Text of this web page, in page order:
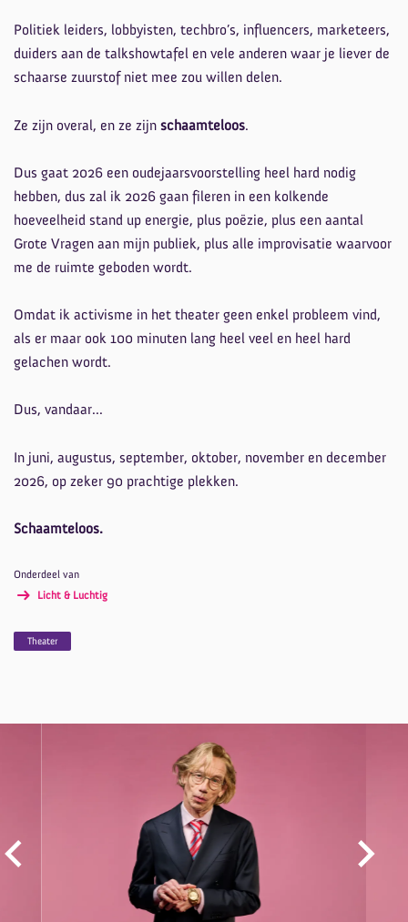
Politiek leiders, lobbyisten, techbro’s, influencers, marketeers,
duiders aan de talkshowtafel en vele anderen waar je liever de
schaarse zuurstof niet mee zou willen delen.
Ze zijn overal, en ze zijn schaamteloos.
Dus gaat 2026 een oudejaarsvoorstelling heel hard nodig
hebben, dus zal ik 2026 gaan fileren in een kolkende
hoeveelheid stand up energie, plus poëzie, plus een aantal
Grote Vragen aan mijn publiek, plus alle improvisatie waarvoor
me de ruimte geboden wordt.
Omdat ik activisme in het theater geen enkel probleem vind,
als er maar ook 100 minuten lang heel veel en heel hard
gelachen wordt.
Dus, vandaar...
In juni, augustus, september, oktober, november en december
2026, op zeker 90 prachtige plekken.
Schaamteloos.
Onderdeel van
Licht & Luchtig
Theater
Inzoomen